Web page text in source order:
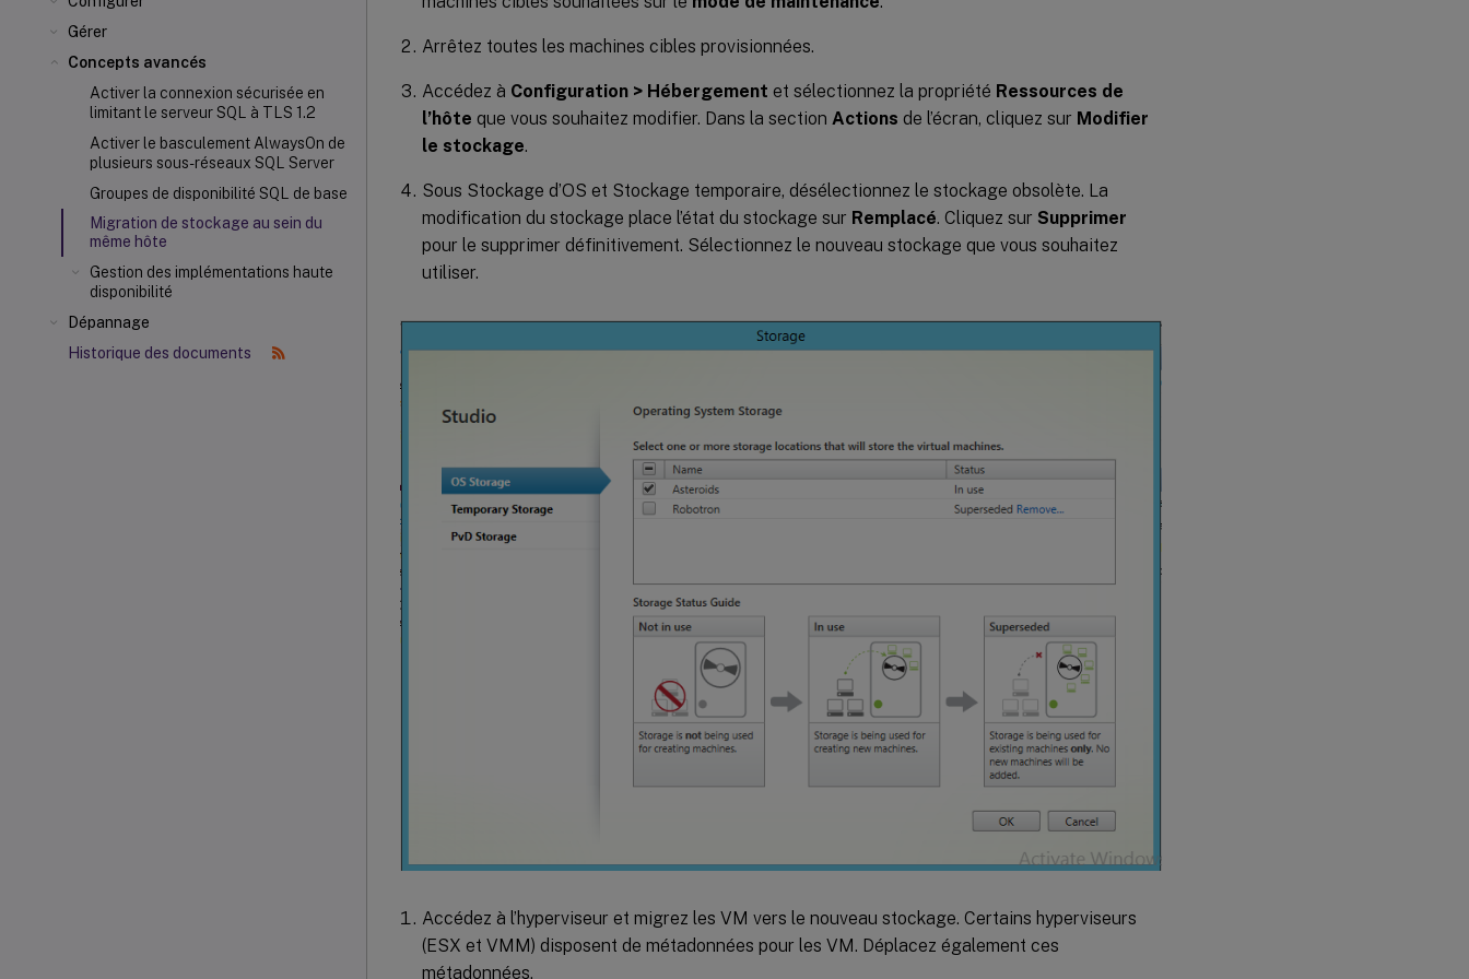
Gérer
Concepts avancés
Activer la connexion sécurisée en
limitant le serveur SQL à TLS 1.2
Activer le basculement AlwaysOn de
plusieurs sous-réseaux SQL Server
Groupes de disponibilité SQL de base
Migration de stockage au sein du
même hôte
Gestion des implémentations haute
disponibilité
Dépannage
Historique des documents
Arrêtez toutes les machines cibles provisionnées.
Accédez à Configuration > Hébergement et sélectionnez la propriété Ressources de
l’hôte que vous souhaitez modifier. Dans la section Actions de l’écran, cliquez sur Modifier
le stockage.
Sous Stockage d’OS et Stockage temporaire, désélectionnez le stockage obsolète. La
modification du stockage place l’état du stockage sur Remplacé. Cliquez sur Supprimer
pour le supprimer définitivement. Sélectionnez le nouveau stockage que vous souhaitez
utiliser.
Accédez à l’hyperviseur et migrez les VM vers le nouveau stockage. Certains hyperviseurs
(ESX et VMM) disposent de métadonnées pour les VM. Déplacez également ces
métadonnées.